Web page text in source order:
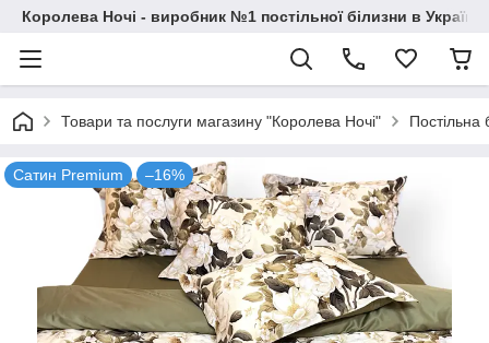
Королева Ночі - виробник №1 постільної білизни в Україні
Товари та послуги магазину "Королева Ночі" Постільна
Сатин Premium –16%